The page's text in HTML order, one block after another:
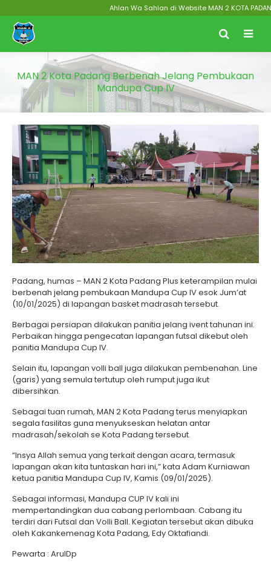
Ahlan Wa Sahlan di Website MAN 2 KOTA
MAN 2 Kota Padang Berbenah Jelang Pembukaan
Mandupa Cup IV
Padang, humas – MAN 2 Kota Padang Plus keterampilan mulai
berbenah jelang pembukaan Mandupa Cup IV esok Jum’at
(10/01/2025) di lapangan basket madrasah tersebut.
Berbagai persiapan dilakukan panitia jelang ivent tahunan ini.
Perbaikan hingga pengecatan lapangan futsal dikebut oleh
panitia Mandupa Cup IV.
Selain itu, lapangan volli ball juga dilakukan pembenahan. Line
(garis) yang semula tertutup oleh rumput juga ikut
dibersihkan.
Sebagai tuan rumah, MAN 2 Kota Padang terus menyiapkan
segala fasilitas guna menyukseskan helatan antar
madrasah/sekolah se Kota Padang tersebut.
“Insya Allah semua yang terkait dengan acara, termasuk
lapangan akan kita tuntaskan hari ini,” kata Adam Kurniawan
ketua panitia Mandupa Cup IV, Kamis (09/01/2025).
Sebagai informasi, Mandupa CUP IV kali ini
mempertandingkan dua cabang perlombaan. Cabang itu
terdiri dari Futsal dan Volli Ball. Kegiatan tersebut akan dibuka
oleh Kakankemenag Kota Padang, Edy Oktafiandi.
Pewarta : ArulDp